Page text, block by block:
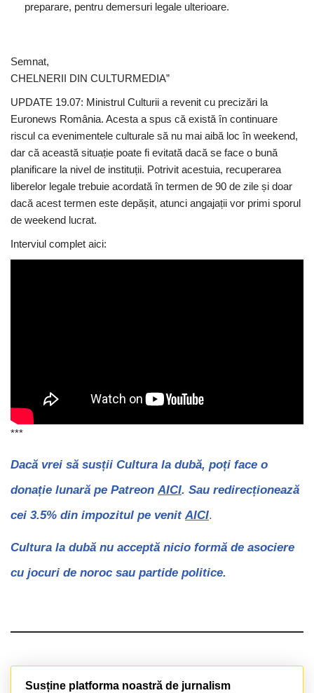
preparare, pentru demersuri legale ulterioare.
Semnat,
CHELNERII DIN CULTURMEDIA”
UPDATE 19.07: Ministrul Culturii a revenit cu precizări la
Euronews România. Acesta a spus că există în continuare
riscul ca evenimentele culturale să nu mai aibă loc în weekend,
dar că această situație poate fi evitată dacă se face o bună
planificare la nivel de instituții. Potrivit acestuia, recuperarea
liberelor legale trebuie acordată în termen de 90 de zile și doar
dacă acest termen este depășit, atunci angajații vor primi sporul
de weekend lucrat.
Interviul complet aici:
***
Dacă vrei să susții Cultura la dubă, poți face o
donație lunară pe Patreon AICI. Sau redirecționează
cei 3.5% din impozitul pe venit AICI.
Cultura la dubă nu acceptă nicio formă de asociere
cu jocuri de noroc sau partide politice.
Susține platforma noastră de jurnalism